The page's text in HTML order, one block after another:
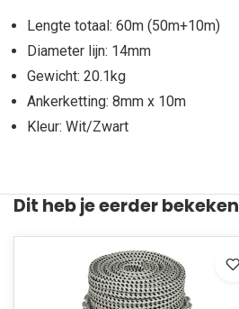
Lengte totaal: 60m (50m+10m)
Diameter lijn: 14mm
Gewicht: 20.1kg
Ankerketting: 8mm x 10m
Kleur: Wit/Zwart
Dit heb je eerder bekeken